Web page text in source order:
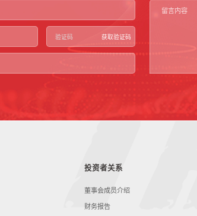
获取验证码
投资者关系
董事会成员介绍
财务报告